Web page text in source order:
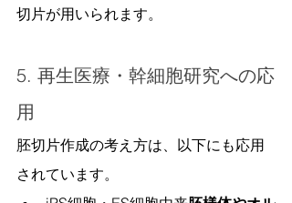
切片が用いられます。
5. 再生医療・幹細胞研究への応
用
胚切片作成の考え方は、以下にも応用
されています。